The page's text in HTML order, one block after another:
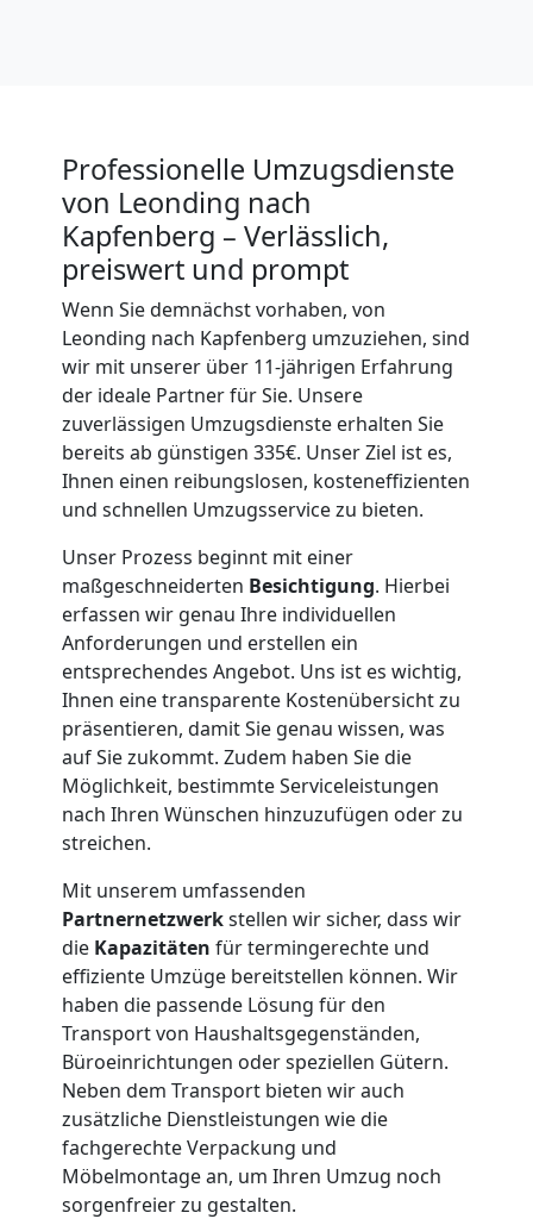
Professionelle Umzugsdienste
von Leonding nach
Kapfenberg – Verlässlich,
preiswert und prompt
Wenn Sie demnächst vorhaben, von
Leonding nach Kapfenberg umzuziehen, sind
wir mit unserer über 11-jährigen Erfahrung
der ideale Partner für Sie. Unsere
zuverlässigen Umzugsdienste erhalten Sie
bereits ab günstigen 335€. Unser Ziel ist es,
Ihnen einen reibungslosen, kosteneffizienten
und schnellen Umzugsservice zu bieten.
Unser Prozess beginnt mit einer
maßgeschneiderten Besichtigung. Hierbei
erfassen wir genau Ihre individuellen
Anforderungen und erstellen ein
entsprechendes Angebot. Uns ist es wichtig,
Ihnen eine transparente Kostenübersicht zu
präsentieren, damit Sie genau wissen, was
auf Sie zukommt. Zudem haben Sie die
Möglichkeit, bestimmte Serviceleistungen
nach Ihren Wünschen hinzuzufügen oder zu
streichen.
Mit unserem umfassenden
Partnernetzwerkstellen wir sicher, dass wir
die Kapazitäten für termingerechte und
effiziente Umzüge bereitstellen können. Wir
haben die passende Lösung für den
Transport von Haushaltsgegenständen,
Büroeinrichtungen oder speziellen Gütern.
Neben dem Transport bieten wir auch
zusätzliche Dienstleistungen wie die
fachgerechte Verpackung und
Möbelmontage an, um Ihren Umzug noch
sorgenfreier zu gestalten.